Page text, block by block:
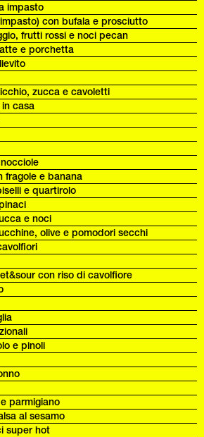
impasto
con bufala e prosciutto
frutti rossi e noci pecan
e porchetta
zucca e cavoletti
casa
fragole e banana
e quartirolo
e noci
olive e pomodori secchi
con riso di cavolfiore
e pinoli
parmigiano
al sesamo
super hot